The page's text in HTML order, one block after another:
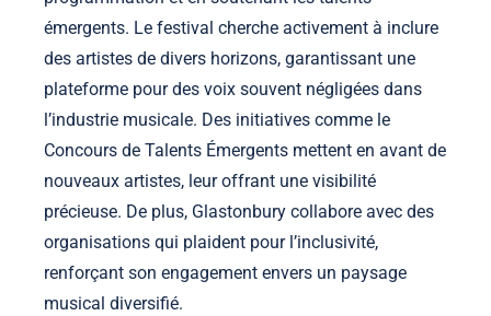
émergents. Le festival cherche activement à inclure
des artistes de divers horizons, garantissant une
plateforme pour des voix souvent négligées dans
l’industrie musicale. Des initiatives comme le
Concours de Talents Émergents mettent en avant de
nouveaux artistes, leur offrant une visibilité
précieuse. De plus, Glastonbury collabore avec des
organisations qui plaident pour l’inclusivité,
renforçant son engagement envers un paysage
musical diversifié.